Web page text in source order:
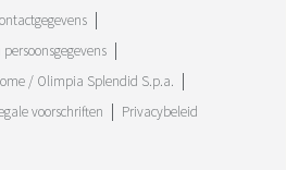
/ Olimpia Splendid S.p.a.
voorschriften
Privacybeleid